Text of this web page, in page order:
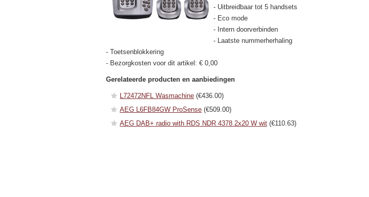
- Uitbreidbaar tot 5 handsets
- Eco mode
- Intern doorverbinden
- Laatste nummerherhaling
- Toetsenblokkering
- Bezorgkosten voor dit artikel: € 0,00
Gerelateerde producten en aanbiedingen
L72472NFL Wasmachine (€436.00)
AEG L6FB84GW ProSense (€509.00)
AEG DAB+ radio with RDS NDR 4378 2x20 W wit (€110.63)